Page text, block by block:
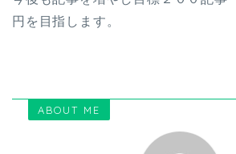
円を目指します。
ABOUT ME